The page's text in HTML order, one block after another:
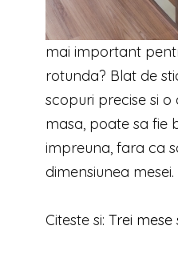
mai important
rotunda? Blat de
scopuri precise si
masa, poate sa fie
impreuna, fara ca
dimensiunea mesei.
Citeste si: Trei